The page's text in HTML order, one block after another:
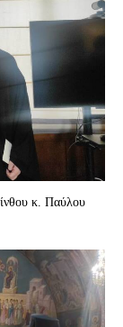
κ. Παύλου